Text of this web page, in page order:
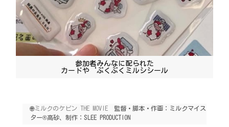
参加者みんなに配られた
カードや‘ぷくぷくミルシシール
🌐ミルクのケビン THE MOVIE 監督・脚本・作画：ミルクマイス
ター®高砂、制作：SLEE PRODUCTION